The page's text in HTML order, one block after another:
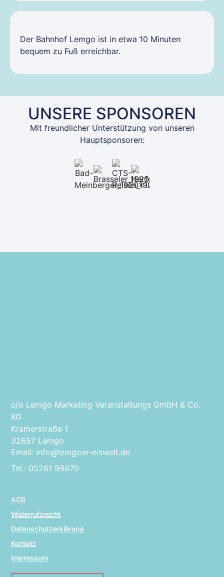
Der Bahnhof Lemgo ist in etwa 10 Minuten
bequem zu Fuß erreichbar.
UNSERE SPONSOREN
Mit freundlicher Unterstützung von unseren
Hauptsponsoren:
c/o Lemgo Marketing Veranstaltungs GmbH & Co.
KG
Kramerstraße 1
32657 Lemgo
Email: info@lemgoer-eiswelt.de
Tel.: 05261 98870
AGB
Widerrufsrecht
Datenschutzerklärung
Kontakt
Impressum